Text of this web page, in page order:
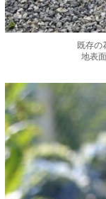
既存の
地表